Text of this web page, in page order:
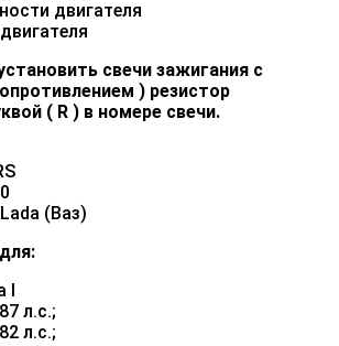
двигателя
свечи зажигания с
) резистор
( R ) в номере свечи.
(Ваз)
л.с.;
л.с.;